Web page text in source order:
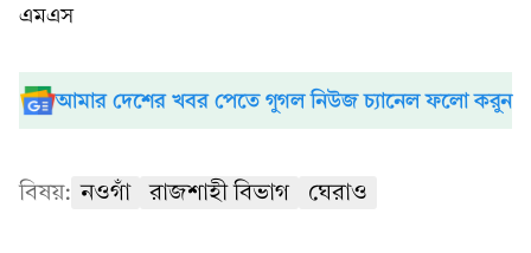
এমএস
আমার দেশের খবর পেতে গুগল নিউজ চ্যানেল ফলো করুন
বিষয়: নওগাঁ রাজশাহী বিভাগ ঘেরাও